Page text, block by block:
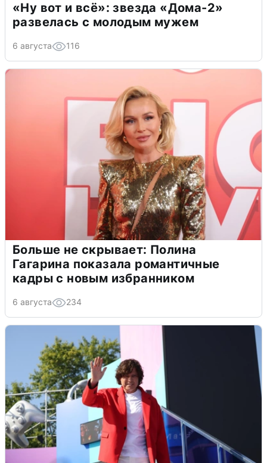
«Ну вот и всё»: звезда «Дома-2»
развелась с молодым мужем
6 августа 116
Больше не скрывает: Полина
Гагарина показала романтичные
кадры с новым избранником
6 августа 234